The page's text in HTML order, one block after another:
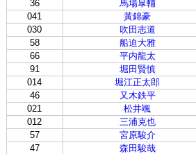
36
馬場皐輔
041
黃錦豪
030
吹田志道
58
船迫大雅
66
平内龍太
91
堀田賢慎
014
堀江正太郎
46
又木鉄平
021
松井颯
012
三浦克也
57
宮原駿介
47
森田駿哉